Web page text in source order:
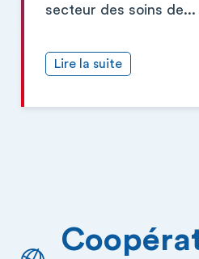
secteur des soins de...
Lire la suite